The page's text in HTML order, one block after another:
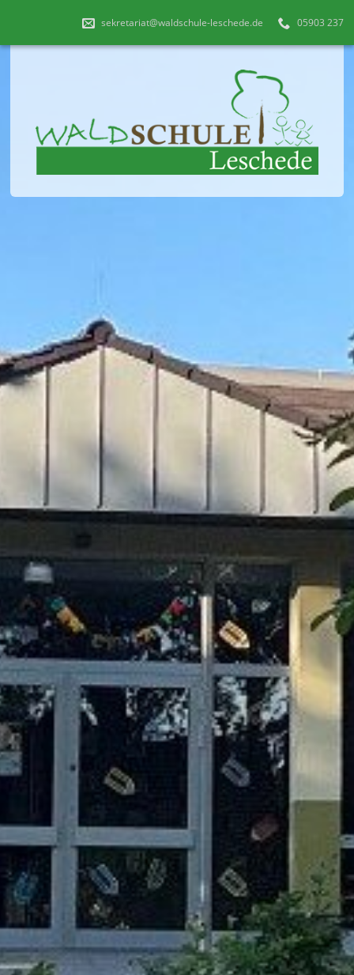
sekretariat@waldschule-leschede.de 05903 237